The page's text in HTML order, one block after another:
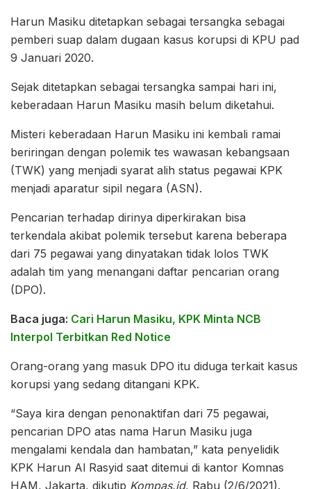
Harun Masiku ditetapkan sebagai tersangka sebagai
pemberi suap dalam dugaan kasus korupsi di KPU pad
9 Januari 2020.
Sejak ditetapkan sebagai tersangka sampai hari ini,
keberadaan Harun Masiku masih belum diketahui.
Misteri keberadaan Harun Masiku ini kembali ramai
beriringan dengan polemik tes wawasan kebangsaan
(TWK) yang menjadi syarat alih status pegawai KPK
menjadi aparatur sipil negara (ASN).
Pencarian terhadap dirinya diperkirakan bisa
terkendala akibat polemik tersebut karena beberapa
dari 75 pegawai yang dinyatakan tidak lolos TWK
adalah tim yang menangani daftar pencarian orang
(DPO).
Baca juga: Cari Harun Masiku, KPK Minta NCB
Interpol Terbitkan Red Notice
Orang-orang yang masuk DPO itu diduga terkait kasus
korupsi yang sedang ditangani KPK.
“Saya kira dengan penonaktifan dari 75 pegawai,
pencarian DPO atas nama Harun Masiku juga
mengalami kendala dan hambatan,” kata penyelidik
KPK Harun Al Rasyid saat ditemui di kantor Komnas
HAM, Jakarta, dikutip Kompas.id, Rabu (2/6/2021).